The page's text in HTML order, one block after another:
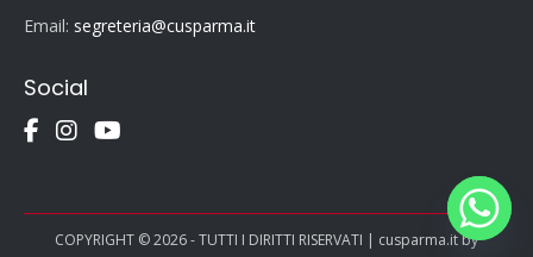
Email: segreteria@cusparma.it
Social
COPYRIGHT © 2026 - TUTTI I DIRITTI RISERVATI | cusparma.it by